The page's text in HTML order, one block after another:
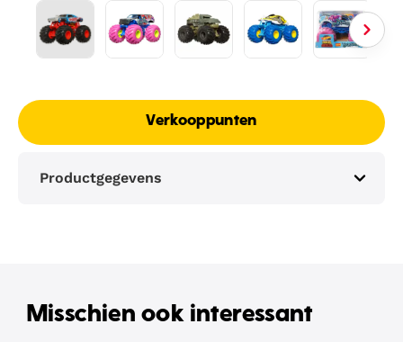
Verkooppunten
Productgegevens
Misschien ook interessant